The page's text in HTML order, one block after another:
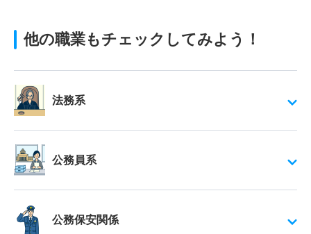
他の職業もチェックしてみよう！
法務系
公務員系
公務保安関係